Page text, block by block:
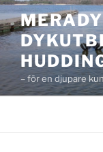
Skip
to
content
– för en djupare